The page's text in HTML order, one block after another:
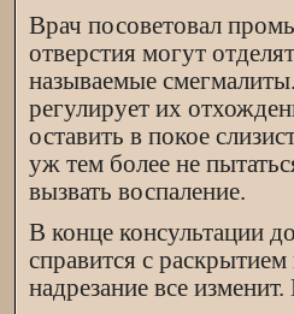
Врач посоветовал
отверстия могут
называемые
регулирует их
оставить в покое
уж тем более не
вызвать воспаление.
В конце консультации
справится с
надрезание все